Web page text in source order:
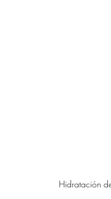
Hidratación